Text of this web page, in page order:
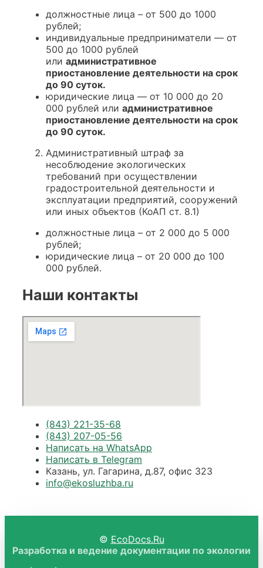
должностные лица – от 500 до 1000
рублей;
индивидуальные предприниматели — от
500 до 1000 рублей
или административное
приостановление деятельности на срок
до 90 суток.
юридические лица — от 10 000 до 20
000 рублей или административное
приостановление деятельности на срок
до 90 суток.
Административный штраф за
несоблюдение экологических
требований при осуществлении
градостроительной деятельности и
эксплуатации предприятий, сооружений
или иных объектов (КоАП ст. 8.1)
должностные лица – от 2 000 до 5 000
рублей;
юридические лица – от 20 000 до 100
000 рублей.
Наши контакты
(843) 221-35-68
(843) 207-05-56
Написать на WhatsApp
Написать в Telegram
Казань, ул. Гагарина, д.87, офис 323
info@ekosluzhba.ru
© EcoDocs.Ru
Разработка и ведение документации по экологии